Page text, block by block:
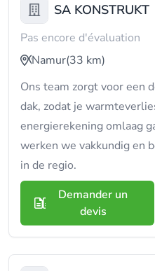
SA KONSTRUKT
Pas encore d'évaluation
Namur(33 km)
Ons team zorgt voor een
dak, zodat je
energierekening omlaag
werken we vakkundig en
in de regio.
Demander un
devis